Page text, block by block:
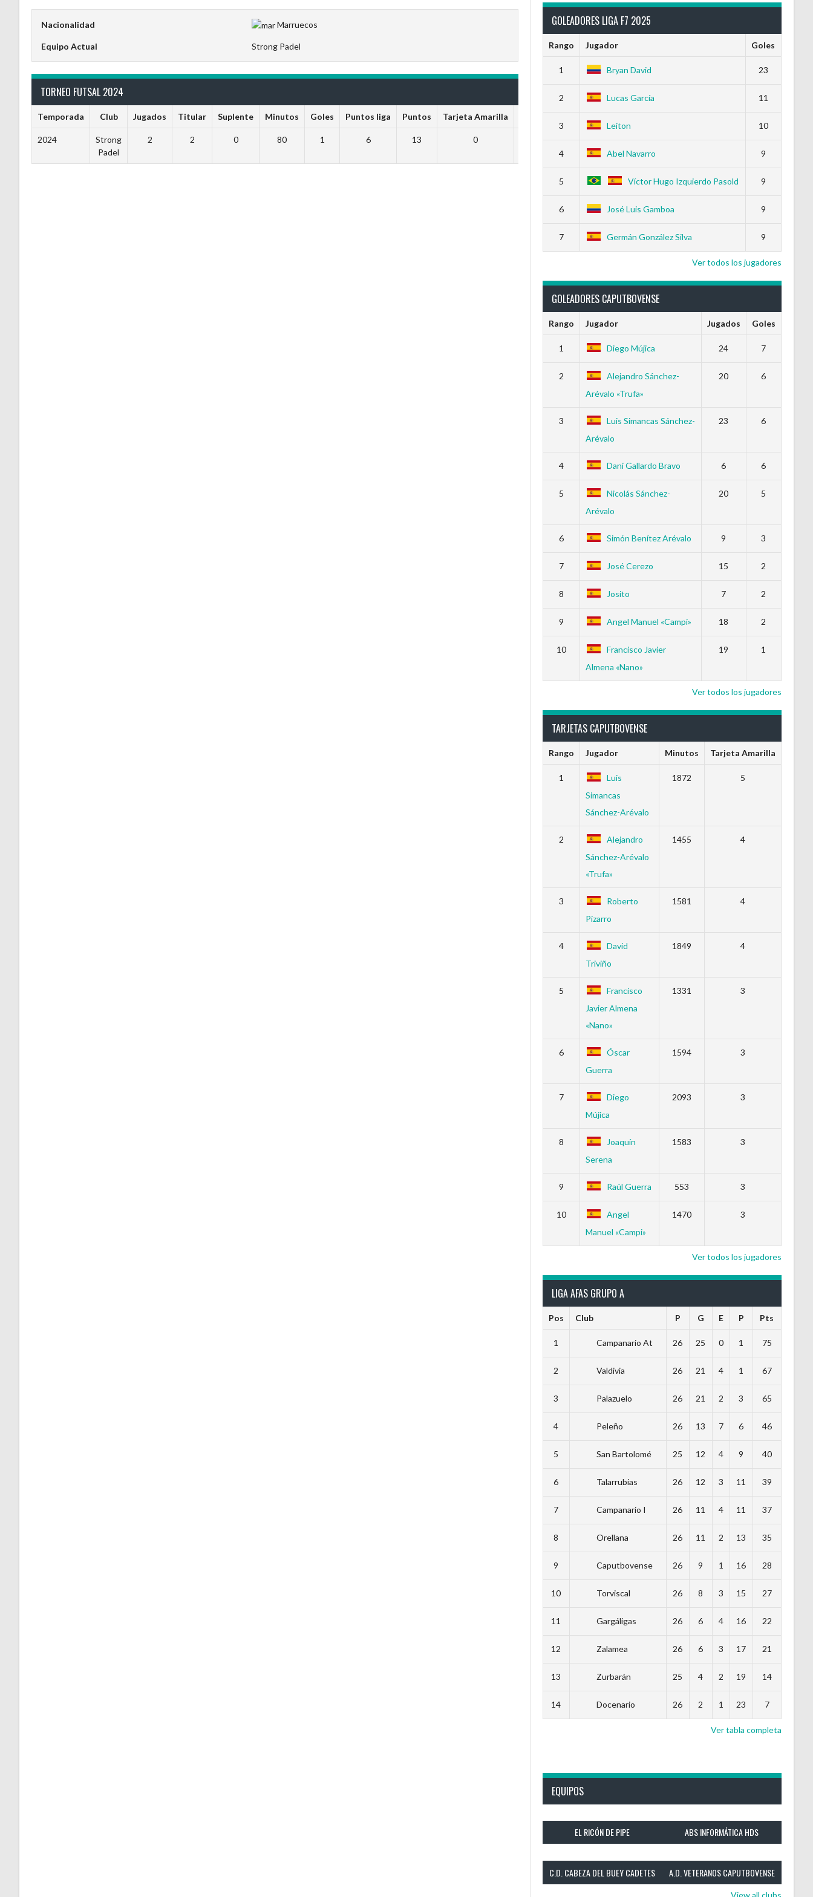
Nacionalidad Marruecos
Equipo Actual Strong Padel
TORNEO FUTSAL 2024
Temporada Club Jugados Titular Suplente Minutos Goles Puntos liga Puntos Tarjeta Amarilla
2024
Strong
Padel
2 2 0 80 1 6 13 0
GOLEADORES LIGA F7 2025
Rango Jugador Goles
1 Bryan David 23
2 Lucas García 11
3 Leiton 10
4 Abel Navarro 9
5 Víctor Hugo Izquierdo Pasold 9
6 José Luis Gamboa 9
7 Germán González Silva 9
Ver todos los jugadores
GOLEADORES CAPUTBOVENSE
Rango Jugador Jugados Goles
1 Diego Mújica 24 7
2
Alejandro Sánchez-
Arévalo «Trufa»
20 6
3
Luis Simancas Sánchez-
Arévalo
23 6
4 Dani Gallardo Bravo 6 6
5
Nicolás Sánchez-
Arévalo
20 5
6 Simón Benítez Arévalo 9 3
7 José Cerezo 15 2
8 Josito 7 2
9 Angel Manuel «Campi» 18 2
10
Francisco Javier
Almena «Nano»
19 1
Ver todos los jugadores
TARJETAS CAPUTBOVENSE
Rango Jugador Minutos Tarjeta Amarilla
1
Luis
Simancas
Sánchez-Arévalo
1872 5
2
Alejandro
Sánchez-Arévalo
«Trufa»
1455 4
3
Roberto
Pizarro
1581 4
4
David
Triviño
1849 4
5
Francisco
Javier Almena
«Nano»
1331 3
6
Óscar
Guerra
1594 3
7
Diego
Mújica
2093 3
8
Joaquín
Serena
1583 3
9 Raúl Guerra 553 3
10
Angel
Manuel «Campi»
1470 3
Ver todos los jugadores
LIGA AFAS GRUPO A
Pos Club P G E P Pts
1 Campanario At 26 25 0 1 75
2 Valdivia 26 21 4 1 67
3 Palazuelo 26 21 2 3 65
4 Peleño 26 13 7 6 46
5 San Bartolomé 25 12 4 9 40
6 Talarrubias 26 12 3 11 39
7 Campanario I 26 11 4 11 37
8 Orellana 26 11 2 13 35
9 Caputbovense 26 9 1 16 28
10 Torviscal 26 8 3 15 27
11 Gargáligas 26 6 4 16 22
12 Zalamea 26 6 3 17 21
13 Zurbarán 25 4 2 19 14
14 Docenario 26 2 1 23 7
Ver tabla completa
EQUIPOS
EL RICÓN DE PIPE ABS INFORMÁTICA HDS
C.D. CABEZA DEL BUEY CADETES A.D. VETERANOS CAPUTBOVENSE
View all clubs